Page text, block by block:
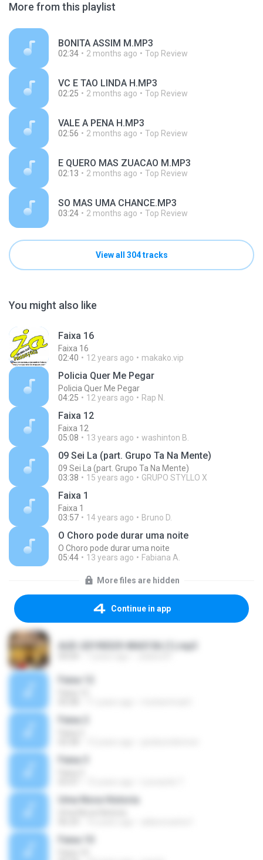
More from this playlist
BONITA ASSIM M.MP3
02:34 2 months ago Top Review
VC E TAO LINDA H.MP3
02:25 2 months ago Top Review
VALE A PENA H.MP3
02:56 2 months ago Top Review
E QUERO MAS ZUACAO M.MP3
02:13 2 months ago Top Review
SO MAS UMA CHANCE.MP3
03:24 2 months ago Top Review
View all 304 tracks
You might also like
Faixa 16
Faixa 16
02:40
12 years ago makako.vip
Policia Quer Me Pegar
Policia Quer Me Pegar
04:25
12 years ago Rap N.
Faixa 12
Faixa 12
05:08
13 years ago washinton B.
09 Sei La (part. Grupo Ta Na Mente)
09 Sei La (part. Grupo Ta Na Mente)
03:38
15 years ago GRUPO STYLLO X
Faixa 1
Faixa 1
03:57
14 years ago Bruno D.
O Choro pode durar uma noite
O Choro pode durar uma noite
05:44
13 years ago Fabiana A.
More files are hidden
Continue in app
AUD-20190329-WA0156 (1).mp3
Faixa 12
Faixa 2
Faixa 3
Uma Nova Historia
Faixa 10